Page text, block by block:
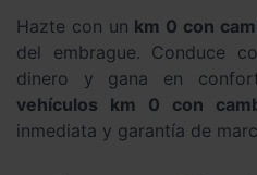
Hazte con un km 0 con
del embrague. Conduce
dinero y gana en
vehículos km 0 con
inmediata y garantía de